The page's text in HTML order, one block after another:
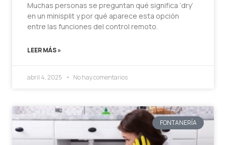
Muchas personas se preguntan qué significa ‘dry’
en un minisplit y por qué aparece esta opción
entre las funciones del control remoto.
LEER MÁS »
abril 4, 2025 No hay comentarios
FONTANERÍA